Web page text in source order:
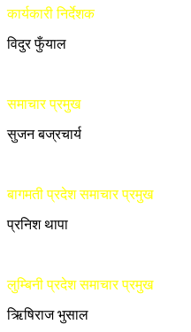
कार्यकारी निर्देशक
विदुर फुँयाल
समाचार प्रमुख
सुजन बज्रचार्य
बागमती प्रदेश समाचार प्रमुख
प्रनिश थापा
लुम्बिनी प्रदेश समाचार प्रमुख
ऋिषिराज भुसाल